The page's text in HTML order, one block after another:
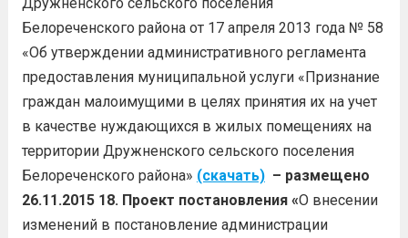
Белореченского района от 17 апреля 2013 года № 58
«Об утверждении административного регламента
предоставления муниципальной услуги «Признание
граждан малоимущими в целях принятия их на учет
в качестве нуждающихся в жилых помещениях на
территории Дружненского сельского поселения
Белореченского района» (скачать) – размещено
26.11.2015 18. Проект постановления «О внесении
изменений в постановление администрации